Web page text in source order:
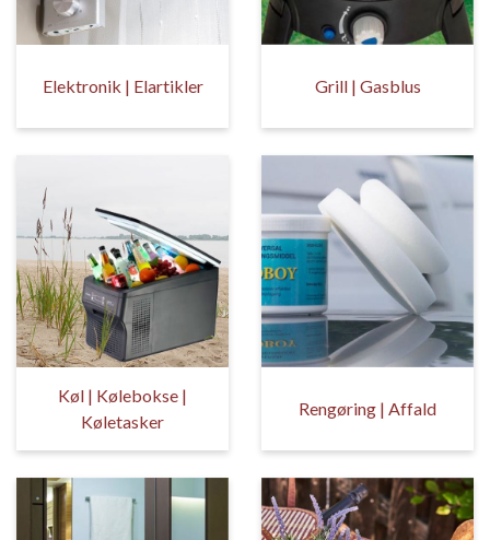
Elektronik | Elartikler Grill | Gasblus
Køl | Kølebokse |
Køletasker
Rengøring | Affald